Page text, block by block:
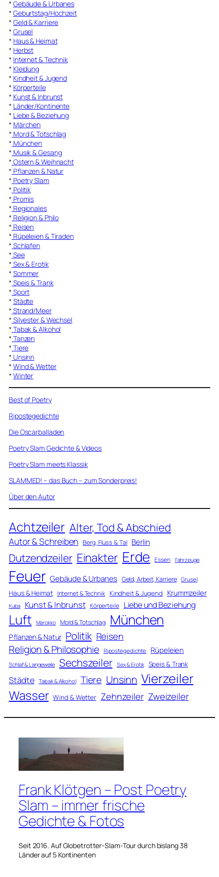
* Gebäude & Urbanes
* Geburtstag/Hochzeit
* Geld & Karriere
* Grusel
* Haus & Heimat
* Herbst
* Internet & Technik
* Kleidung
* Kindheit & Jugend
* Körperteile
* Kunst & Inbrunst
* Länder/Kontinente
* Liebe & Beziehung
* Märchen
* Mord & Totschlag
* München
* Musik & Gesang
* Ostern & Weihnacht
* Pflanzen & Natur
* Poetry Slam
* Politik
* Promis
* Regionales
* Religion & Philo
* Reisen
* Rüpeleien & Tiraden
* Schlafen
* See
* Sex & Erotik
* Sommer
* Speis & Trank
* Sport
* Städte
* Strand/Meer
* Silvester & Wechsel
* Tabak & Alkohol
* Tanzen
* Tiere
* Unsinn
* Wind & Wetter
* Winter
Best of Poetry
Ripostegedichte
Die Oscarballaden
Poetry Slam Gedichte & Videos
Poetry Slam meets Klassik
SLAMMED! – das Buch – zum Sonderpreis!
Über den Autor
Achtzeiler Alter, Tod & Abschied
Autor & Schreiben Berg, Fluss & Tal Berlin
Dutzendzeiler Einakter Erde Essen Fahrzeuge
Feuer Gebäude & Urbanes Geld, Arbeit, Karriere Grusel
Haus & Heimat Internet & Technik Kindheit & Jugend Krummzeiler
Kuba Kunst & Inbrunst Körperteile Liebe und Beziehung
Luft Marokko Mord & Totschlag München
Pflanzen & Natur Politik Reisen
Religion & Philosophie Ripostegedichte Rüpeleien
Schlaf & Langeweile Sechszeiler Sex & Erotik Speis & Trank
Städte Tabak & Alkohol Tiere Unsinn Vierzeiler
Wasser Wind & Wetter Zehnzeiler Zweizeiler
Frank Klötgen – Post Poetry
Slam – immer frische
Gedichte & Fotos
Seit 2016. Auf Globetrotter-Slam-Tour durch bislang 38
Länder auf 5 Kontinenten